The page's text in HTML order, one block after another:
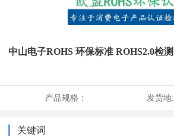
中山电子ROHS 环保标准 ROHS2.0检测
产品规格： 发货地:
关键词